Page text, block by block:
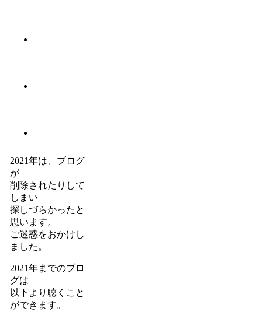
2021年は、ブログ
が
削除されたりして
しまい
探しづらかったと
思います。
ご迷惑をおかけし
ました。
2021年までのブロ
グは
以下より聴くこと
ができます。